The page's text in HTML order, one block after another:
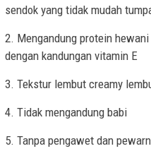
sendok yang tidak mudah
2. Mengandung protein
dengan kandungan vitamin E
3. Tekstur lembut creamy
4. Tidak mengandung babi
5. Tanpa pengawet dan